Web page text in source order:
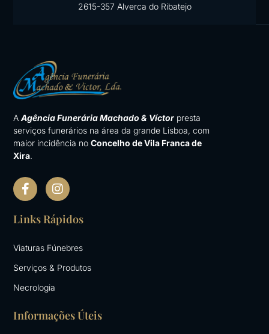
2615-357 Alverca do Ribatejo
AAgência Funerária Machado & Víctor presta
serviços funerários na área da grande Lisboa, com
maior incidência noConcelho de Vila Franca de
Xira.
F
a
e
o
o
k
f
I
n
t
a
r
a
Links Rápidos
Viaturas Fúnebres
Serviços & Produtos
Necrologia
Informações Úteis